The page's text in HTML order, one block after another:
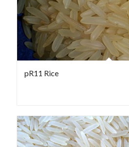
pR11 Rice